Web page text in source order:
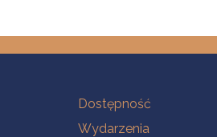
Na skróty
Dostępność
Wydarzenia